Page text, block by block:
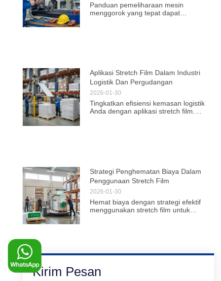
Panduan pemeliharaan mesin
menggorok yang tepat dapat
Aplikasi Stretch Film Dalam Industri
Logistik Dan Pergudangan
2026-01-30
Tingkatkan efisiensi kemasan logistik
Anda dengan aplikasi stretch film.
Strategi Penghematan Biaya Dalam
Penggunaan Stretch Film
2026-01-30
Hemat biaya dengan strategi efektif
menggunakan stretch film untuk
Kirim Pesan